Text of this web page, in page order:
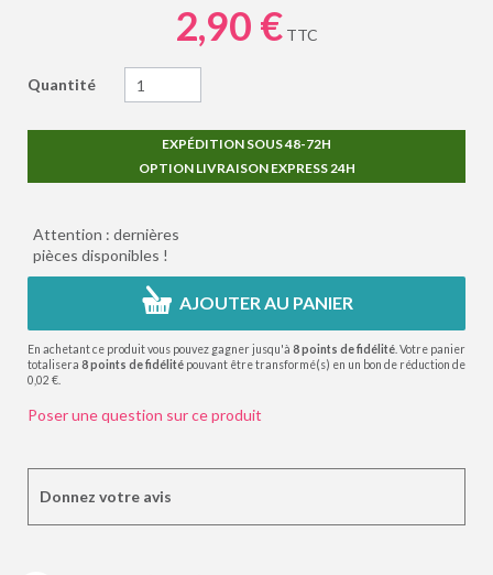
2,90 € TTC
Quantité
EXPÉDITION SOUS 48-72H
OPTION LIVRAISON EXPRESS 24H
Attention : dernières
pièces disponibles !
AJOUTER AU PANIER
En achetant ce produit vous pouvez gagner jusqu'à 8points de fidélité . Votre panier
totalisera 8points de fidélité pouvant être transformé(s) en un bon de réduction de
0,02 €
Poser une question sur ce produit
Donnez votre avis